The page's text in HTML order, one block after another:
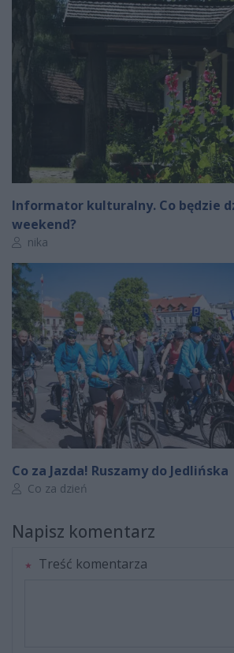
Informator kulturalny. Co będzie
weekend?
Autor artykułu:
nika
Co za Jazda! Ruszamy do Jedlińska
Autor artykułu:
Co za dzień
Napisz komentarz
Treść komentarza